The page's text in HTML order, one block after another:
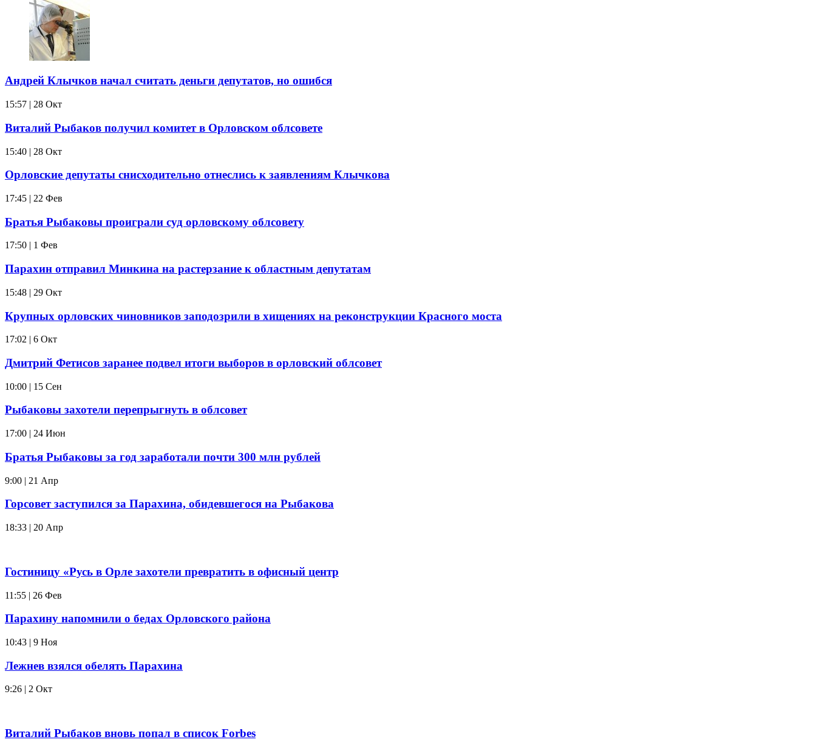
Андрей Клычков начал считать деньги депутатов, но ошибся
15:57 | 28 Окт
Виталий Рыбаков получил комитет в Орловском облсовете
15:40 | 28 Окт
Орловские депутаты снисходительно отнеслись к заявлениям Клычкова
17:45 | 22 Фев
Братья Рыбаковы проиграли суд орловскому облсовету
17:50 | 1 Фев
Парахин отправил Минкина на растерзание к областным депутатам
15:48 | 29 Окт
Крупных орловских чиновников заподозрили в хищениях на реконструкции Красного моста
17:02 | 6 Окт
Дмитрий Фетисов заранее подвел итоги выборов в орловский облсовет
10:00 | 15 Сен
Рыбаковы захотели перепрыгнуть в облсовет
17:00 | 24 Июн
Братья Рыбаковы за год заработали почти 300 млн рублей
9:00 | 21 Апр
Горсовет заступился за Парахина, обидевшегося на Рыбакова
18:33 | 20 Апр
Гостиницу «Русь в Орле захотели превратить в офисный центр
11:55 | 26 Фев
Парахину напомнили о бедах Орловского района
10:43 | 9 Ноя
Лежнев взялся обелять Парахина
9:26 | 2 Окт
Виталий Рыбаков вновь попал в список Forbes